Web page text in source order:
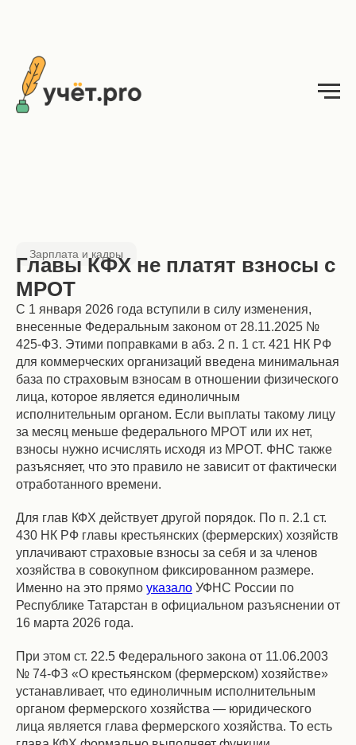
Зарплата и кадры
Главы КФХ не платят взносы с
МРОТ
С 1 января 2026 года вступили в силу изменения,
внесенные Федеральным законом от 28.11.2025 №
425-ФЗ. Этими поправками в абз. 2 п. 1 ст. 421 НК РФ
для коммерческих организаций введена минимальная
база по страховым взносам в отношении физического
лица, которое является единоличным
исполнительным органом. Если выплаты такому лицу
за месяц меньше федерального МРОТ или их нет,
взносы нужно исчислять исходя из МРОТ. ФНС также
разъясняет, что это правило не зависит от фактически
отработанного времени.
Для глав КФХ действует другой порядок. По п. 2.1 ст.
430 НК РФ главы крестьянских (фермерских) хозяйств
уплачивают страховые взносы за себя и за членов
хозяйства в совокупном фиксированном размере.
Именно на это прямо указало УФНС России по
Республике Татарстан в официальном разъяснении от
16 марта 2026 года.
При этом ст. 22.5 Федерального закона от 11.06.2003
№ 74-ФЗ «О крестьянском (фермерском) хозяйстве»
устанавливает, что единоличным исполнительным
органом фермерского хозяйства — юридического
лица является глава фермерского хозяйства. То есть